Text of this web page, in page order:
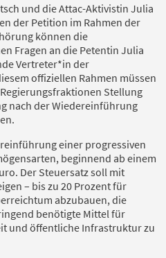
und die Attac-Aktivistin Julia
der Petition im Rahmen der
können die
Fragen an die Petentin Julia
Vertreter*in der
offiziellen Rahmen müssen
Stellung
nach der Wiedereinführung
einer progressiven
beginnend ab einem
Der Steuersatz soll mit
– bis zu 20 Prozent für
abzubauen, die
benötigte Mittel für
und öffentliche Infrastruktur zu